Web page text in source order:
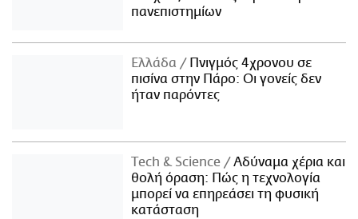
πανεπιστημίων
Ελλάδα
Πνιγμός 4χρονου σε
πισίνα στην Πάρο: Οι γονείς δεν
ήταν παρόντες
Τech & Science
Αδύναμα χέρια και
θολή όραση: Πώς η τεχνολογία
μπορεί να επηρεάσει τη φυσική
κατάσταση